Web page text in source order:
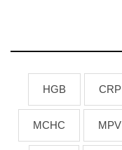
CRP
HGB
MPV
MCHC